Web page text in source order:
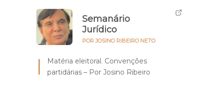
Semanário
Jurídico
POR JOSINO RIBEIRO NETO
Matéria eleitoral. Convenções
partidárias – Por Josino Ribeiro